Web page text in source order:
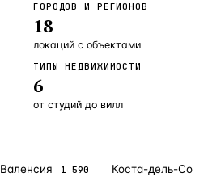
Турция · 2
Турция · 1
ГОРОДОВ И РЕГИОНОВ
18
локаций с объектами
ТИПЫ НЕДВИЖИМОСТИ
6
от студий до вилл
Валенсия 1 590 Коста-дель-Соль